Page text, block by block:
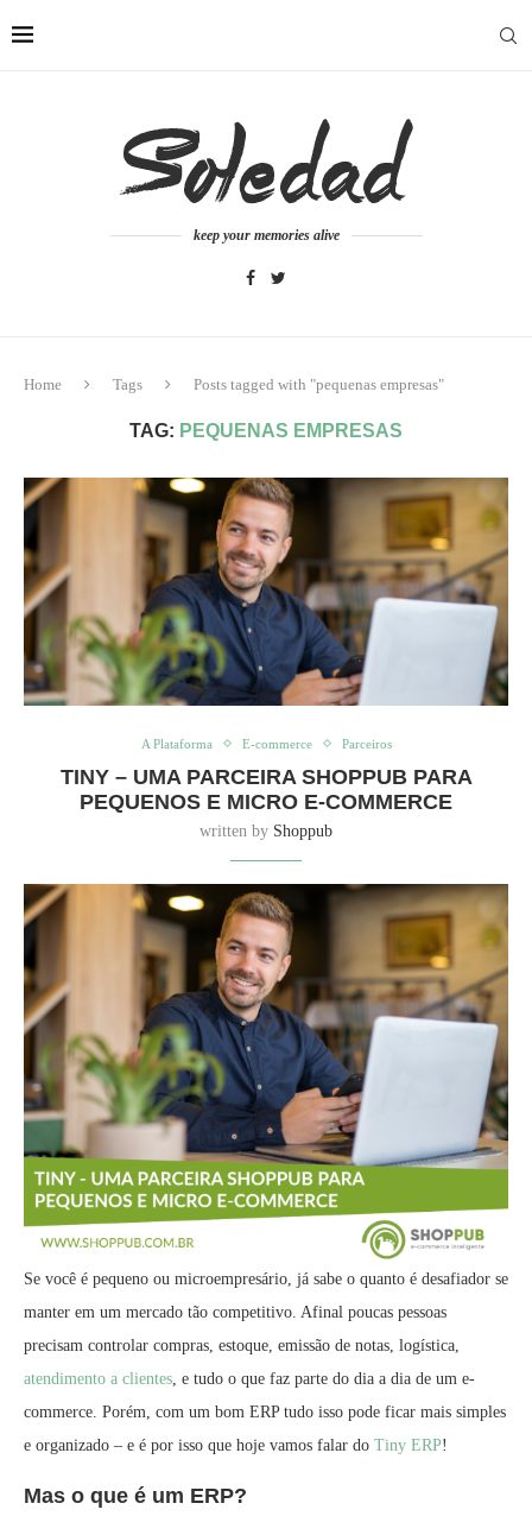
keep your memories alive
Home Tags Posts tagged with "pequenas empresas"
TAG: PEQUENAS EMPRESAS
A Plataforma E-commerce Parceiros
TINY – UMA PARCEIRA SHOPPUB PARA
PEQUENOS E MICRO E-COMMERCE
written by Shoppub
Se você é pequeno ou microempresário, já sabe o quanto é desafiador se
manter em um mercado tão competitivo. Afinal poucas pessoas
precisam controlar compras, estoque, emissão de notas, logística,
atendimento a clientes , e tudo o que faz parte do dia a dia de um e-
commerce. Porém, com um bom ERP tudo isso pode ficar mais simples
e organizado – e é por isso que hoje vamos falar do Tiny ERP!
Mas o que é um ERP?